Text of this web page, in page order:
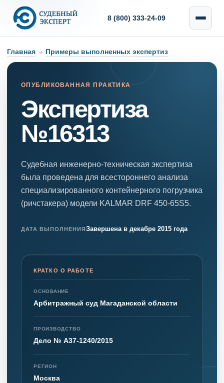
8 (800) 333-24-09
Главная → Примеры выполненных экспертиз
ОПУБЛИКОВАННАЯ ПРАКТИКА
Экспертиза
№16313
Судебная инженерно-техническая экспертиза
была проведена для всестороннего анализа
специализированного контейнерного погрузчика
(ричстакера) модели KALMAR DRF 450-65S5.
ДАТА ВЫПОЛНЕНИЯЗавершена в декабре 2015 года
КРАТКО О РАБОТЕ
ОСНОВАНИЕ
Арбитражный суд Магаданской области
ПРОИЗВОДСТВО
Дело № А37-1240/2015
РЕГИОН
Москва